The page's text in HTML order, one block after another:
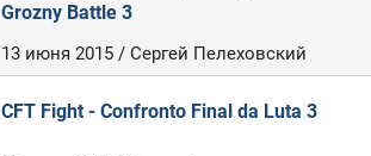
Grozny Battle 3
13 июня 2015 / Сергей Пелеховский
CFT Fight - Confronto Final da Luta 3